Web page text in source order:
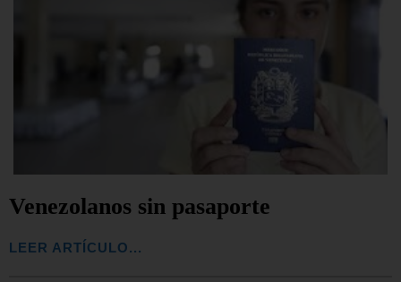
Venezolanos sin pasaporte
LEER ARTÍCULO...